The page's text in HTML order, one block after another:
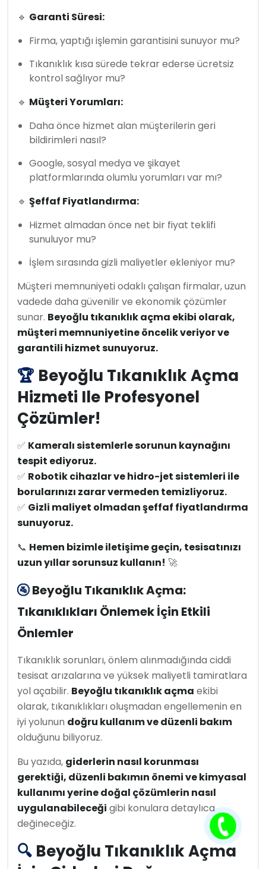
🔹 Garanti Süresi:
Firma, yaptığı işlemin garantisini sunuyor mu?
Tıkanıklık kısa sürede tekrar ederse ücretsiz
kontrol sağlıyor mu?
🔹 Müşteri Yorumları:
Daha önce hizmet alan müşterilerin geri
bildirimleri nasıl?
Google, sosyal medya ve şikayet
platformlarında olumlu yorumları var mı?
🔹 Şeffaf Fiyatlandırma:
Hizmet almadan önce net bir fiyat teklifi
sunuluyor mu?
İşlem sırasında gizli maliyetler ekleniyor mu?
Müşteri memnuniyeti odaklı çalışan firmalar, uzun
vadede daha güvenilir ve ekonomik çözümler
sunar. Beyoğlu tıkanıklık açma ekibi olarak,
müşteri memnuniyetine öncelik veriyor ve
garantili hizmet sunuyoruz.
🏆 Beyoğlu Tıkanıklık Açma
Hizmeti Ile Profesyonel
Çözümler!
✅ Kameralı sistemlerle sorunun kaynağını
tespit ediyoruz.
✅ Robotik cihazlar ve hidro-jet sistemleri ile
borularınızı zarar vermeden temizliyoruz.
✅ Gizli maliyet olmadan şeffaf fiyatlandırma
sunuyoruz.
📞 Hemen bizimle iletişime geçin, tesisatınızı
uzun yıllar sorunsuz kullanın! 🚀
🚰Beyoğlu Tıkanıklık Açma:
Tıkanıklıkları Önlemek İçin Etkili
Önlemler
Tıkanıklık sorunları, önlem alınmadığında ciddi
tesisat arızalarına ve yüksek maliyetli tamiratlara
yol açabilir. Beyoğlu tıkanıklık açma ekibi
olarak, tıkanıklıkları oluşmadan engellemenin en
iyi yolunun doğru kullanım ve düzenli bakım
olduğunu biliyoruz.
Bu yazıda, giderlerin nasıl korunması
gerektiği, düzenli bakımın önemi ve kimyasal
kullanımı yerine doğal çözümlerin nasıl
uygulanabileceği gibi konulara detaylıca
değineceğiz.
🔍 Beyoğlu Tıkanıklık Açma